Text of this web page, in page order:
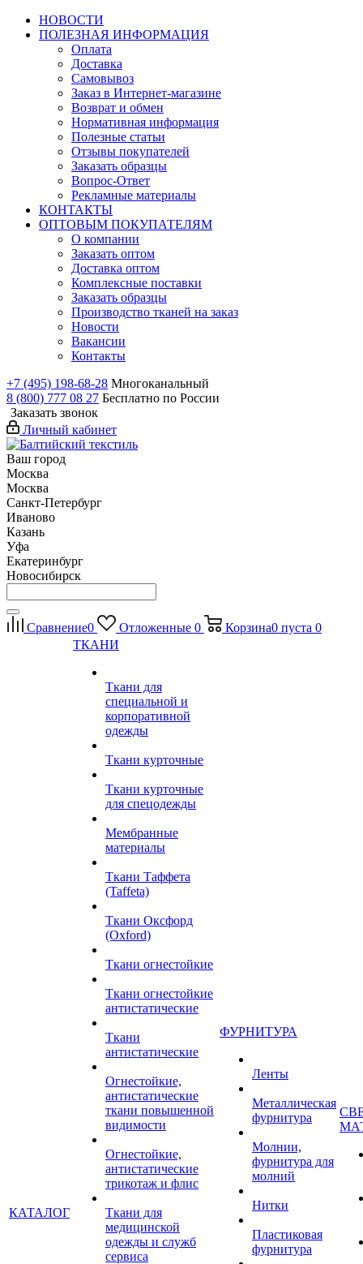
НОВОСТИ
ПОЛЕЗНАЯ ИНФОРМАЦИЯ
Оплата
Доставка
Самовывоз
Заказ в Интернет-магазине
Возврат и обмен
Нормативная информация
Полезные статьи
Отзывы покупателей
Заказать образцы
Вопрос-Ответ
Рекламные материалы
КОНТАКТЫ
ОПТОВЫМ ПОКУПАТЕЛЯМ
О компании
Заказать оптом
Доставка оптом
Комплексные поставки
Заказать образцы
Производство тканей на заказ
Новости
Вакансии
Контакты
+7 (495) 198-68-28 Многоканальный
8 (800) 777 08 27 Бесплатно по России
Заказать звонок
Личный кабинет
Ваш город
Москва
Москва
Санкт-Петербург
Иваново
Казань
Уфа
Екатеринбург
Новосибирск
Сравнение0 Отложенные 0 Корзина0 пуста 0
КАТАЛОГ
ТКАНИ
Ткани для
специальной и
корпоративной
одежды
Ткани курточные
Ткани курточные
для спецодежды
Мембранные
материалы
Ткани Таффета
(Taffeta)
Ткани Оксфорд
(Oxford)
Ткани огнестойкие
Ткани огнестойкие
антистатические
Ткани
антистатические
Огнестойкие,
антистатические
ткани повышенной
видимости
Огнестойкие,
антистатические
трикотаж и флис
Ткани для
медицинской
одежды и служб
сервиса
ФУРНИТУРА
Ленты
Металлическая
фурнитура
Молнии,
фурнитура для
молний
Нитки
Пластиковая
фурнитура